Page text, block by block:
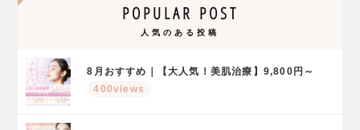
POPULAR POST
人気のある投稿
8月おすすめ｜【大人気！美肌治療】9,800円～
400views